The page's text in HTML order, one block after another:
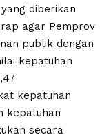
diberikan
agar Pemprov
publik dengan
kepatuhan
kepatuhan
kepatuhan
secara